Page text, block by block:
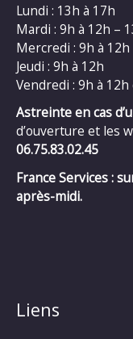
Lundi : 13h à 17h
Mardi : 9h à 12h –
Mercredi : 9h à 12h
Jeudi : 9h à 12h
Vendredi : 9h à
Astreinte en cas
d’ouverture et les
06.75.83.02.45
France Services :
après-midi.
Liens